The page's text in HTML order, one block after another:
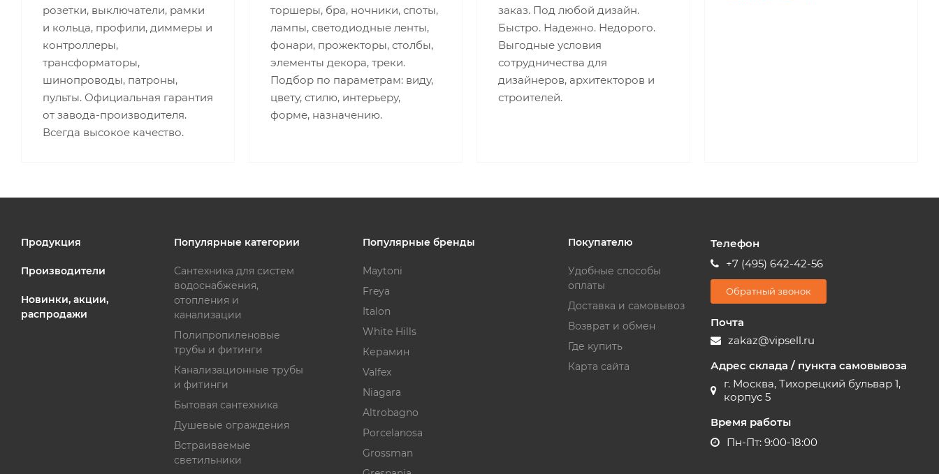
розетки, выключатели, рамки
и кольца, профили, диммеры и
контроллеры,
трансформаторы,
шинопроводы, патроны,
пульты. Официальная гарантия
от завода-производителя.
Всегда высокое качество.
торшеры, бра, ночники, споты,
лампы, светодиодные ленты,
фонари, прожекторы, столбы,
элементы декора, треки.
Подбор по параметрам: виду,
цвету, стилю, интерьеру,
форме, назначению.
заказ. Под любой дизайн.
Быстро. Надежно. Недорого.
Выгодные условия
сотрудничества для
дизайнеров, архитекторов и
строителей.
Продукция
Производители
Новинки, акции,
распродажи
Популярные категории
Сантехника для систем
водоснабжения,
отопления и
канализации
Полипропиленовые
трубы и фитинги
Канализационные трубы
и фитинги
Бытовая сантехника
Душевые ограждения
Встраиваемые
светильники
Популярные бренды
Maytoni
Freya
Italon
White Hills
Керамин
Valfex
Niagara
Altrobagno
Porcelanosa
Grossman
Покупателю
Удобные способы
оплаты
Доставка и самовывоз
Возврат и обмен
Где купить
Карта сайта
Телефон
+7 (495) 642-42-56
Обратный звонок
Почта
zakaz@vipsell.ru
Адрес склада / пункта самовывоза
г. Москва, Тихорецкий бульвар 1,
корпус 5
Время работы
Пн-Пт: 9:00-18:00